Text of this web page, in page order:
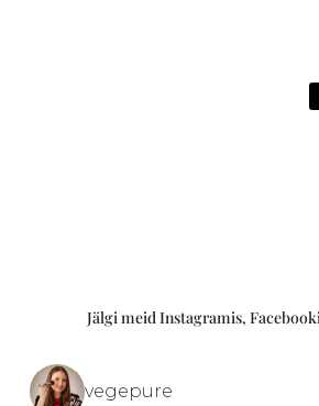
Jälgi meid Instagramis,
vegepure